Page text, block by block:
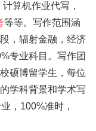
算机作业代写，
等等。写作范围涵
，辐射金融，经济
专业科目。写作团
硕博留学生，每位
学科背景和学术写
，100%准时，